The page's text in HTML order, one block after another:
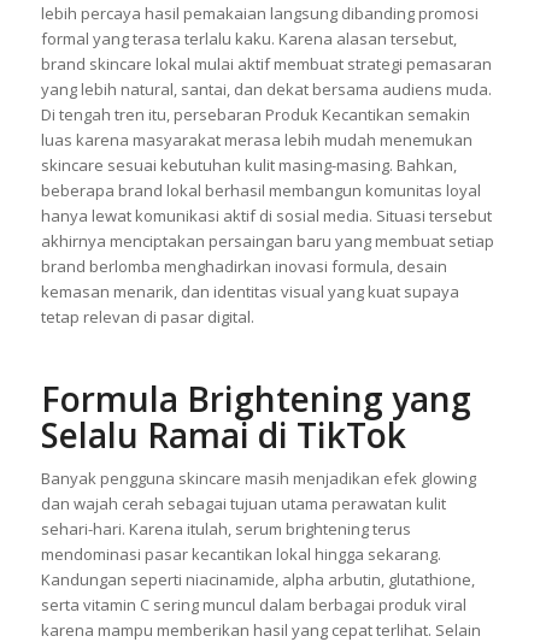
lebih percaya hasil pemakaian langsung dibanding promosi
formal yang terasa terlalu kaku. Karena alasan tersebut,
brand skincare lokal mulai aktif membuat strategi pemasaran
yang lebih natural, santai, dan dekat bersama audiens muda.
Di tengah tren itu, persebaran Produk Kecantikan semakin
luas karena masyarakat merasa lebih mudah menemukan
skincare sesuai kebutuhan kulit masing-masing. Bahkan,
beberapa brand lokal berhasil membangun komunitas loyal
hanya lewat komunikasi aktif di sosial media. Situasi tersebut
akhirnya menciptakan persaingan baru yang membuat setiap
brand berlomba menghadirkan inovasi formula, desain
kemasan menarik, dan identitas visual yang kuat supaya
tetap relevan di pasar digital.
Formula Brightening yang
Selalu Ramai di TikTok
Banyak pengguna skincare masih menjadikan efek glowing
dan wajah cerah sebagai tujuan utama perawatan kulit
sehari-hari. Karena itulah, serum brightening terus
mendominasi pasar kecantikan lokal hingga sekarang.
Kandungan seperti niacinamide, alpha arbutin, glutathione,
serta vitamin C sering muncul dalam berbagai produk viral
karena mampu memberikan hasil yang cepat terlihat. Selain